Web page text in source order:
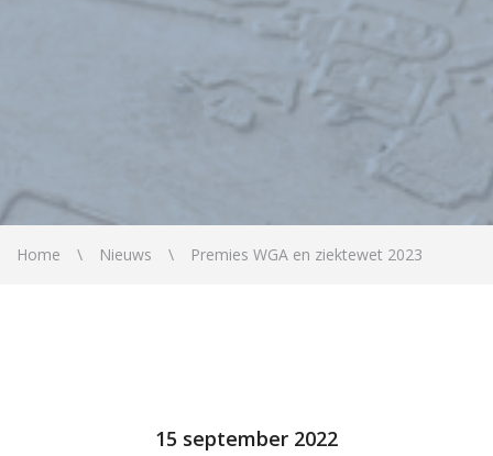
Home Nieuws Premies WGA en ziektewet 2023
15 september 2022